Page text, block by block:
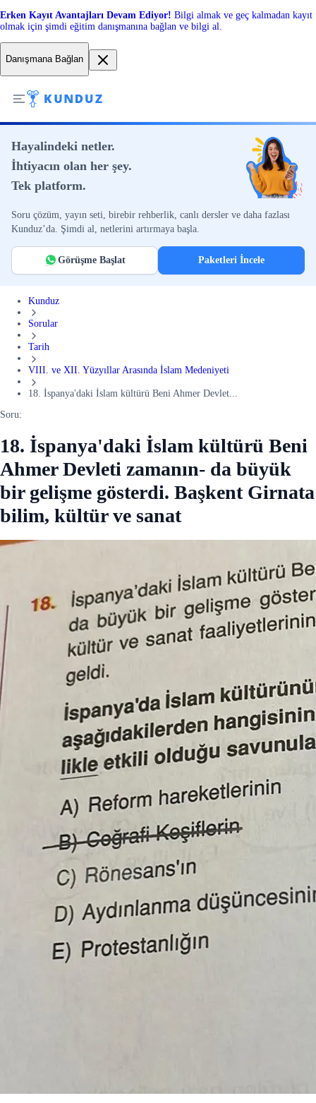
Erken Kayıt Avantajları Devam Ediyor! Bilgi almak ve geç kalmadan kayıt
olmak için şimdi eğitim danışmanına bağlan ve bilgi al.
Danışmana Bağlan
Hayalindeki netler.
İhtiyacın olan her şey.
Tek platform.
Soru çözüm, yayın seti, birebir rehberlik, canlı dersler ve daha fazlası
Kunduz’da. Şimdi al, netlerini artırmaya başla.
Görüşme Başlat Paketleri İncele
Kunduz
Sorular
Tarih
VIII. ve XII. Yüzyıllar Arasında İslam Medeniyeti
18. İspanya'daki İslam kültürü Beni Ahmer Devlet...
Soru:
18. İspanya'daki İslam kültürü Beni
Ahmer Devleti zamanın- da büyük
bir gelişme gösterdi. Başkent Girnata
bilim, kültür ve sanat